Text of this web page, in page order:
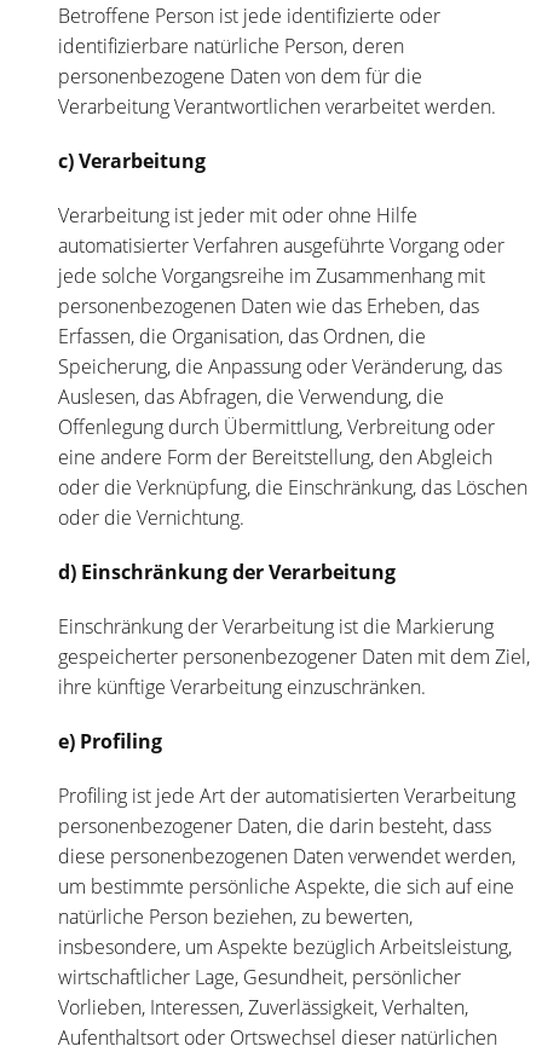
Betroffene Person ist jede identifizierte oder
identifizierbare natürliche Person, deren
personenbezogene Daten von dem für die
Verarbeitung Verantwortlichen verarbeitet werden.
c) Verarbeitung
Verarbeitung ist jeder mit oder ohne Hilfe
automatisierter Verfahren ausgeführte Vorgang oder
jede solche Vorgangsreihe im Zusammenhang mit
personenbezogenen Daten wie das Erheben, das
Erfassen, die Organisation, das Ordnen, die
Speicherung, die Anpassung oder Veränderung, das
Auslesen, das Abfragen, die Verwendung, die
Offenlegung durch Übermittlung, Verbreitung oder
eine andere Form der Bereitstellung, den Abgleich
oder die Verknüpfung, die Einschränkung, das Löschen
oder die Vernichtung.
d) Einschränkung der Verarbeitung
Einschränkung der Verarbeitung ist die Markierung
gespeicherter personenbezogener Daten mit dem Ziel,
ihre künftige Verarbeitung einzuschränken.
e) Profiling
Profiling ist jede Art der automatisierten Verarbeitung
personenbezogener Daten, die darin besteht, dass
diese personenbezogenen Daten verwendet werden,
um bestimmte persönliche Aspekte, die sich auf eine
natürliche Person beziehen, zu bewerten,
insbesondere, um Aspekte bezüglich Arbeitsleistung,
wirtschaftlicher Lage, Gesundheit, persönlicher
Vorlieben, Interessen, Zuverlässigkeit, Verhalten,
Aufenthaltsort oder Ortswechsel dieser natürlichen